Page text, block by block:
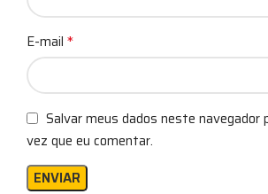
E-mail *
Salvar meus dados neste navegador
vez que eu comentar.